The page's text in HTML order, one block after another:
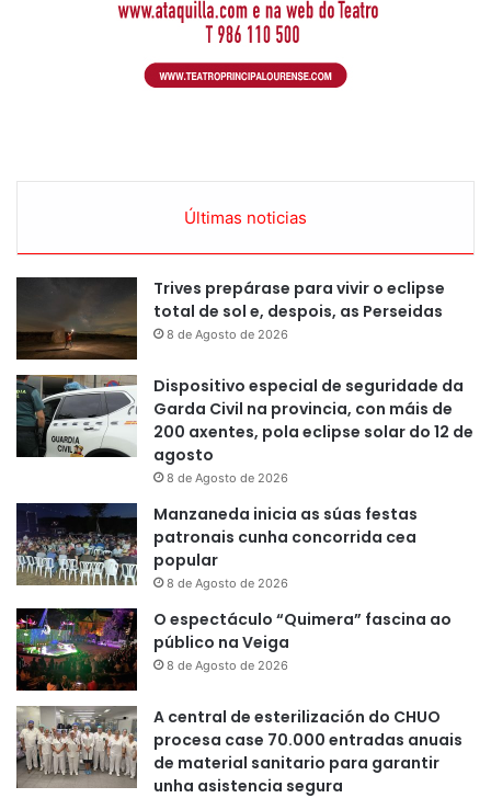
Últimas noticias
Trives prepárase para vivir o eclipse
total de sol e, despois, as Perseidas
8 de Agosto de 2026
Dispositivo especial de seguridade da
Garda Civil na provincia, con máis de
200 axentes, pola eclipse solar do 12 de
agosto
8 de Agosto de 2026
Manzaneda inicia as súas festas
patronais cunha concorrida cea
popular
8 de Agosto de 2026
O espectáculo “Quimera” fascina ao
público na Veiga
8 de Agosto de 2026
A central de esterilización do CHUO
procesa case 70.000 entradas anuais
de material sanitario para garantir
unha asistencia segura